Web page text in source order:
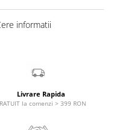
informatii
Livrare Rapida
la comenzi > 399 RON